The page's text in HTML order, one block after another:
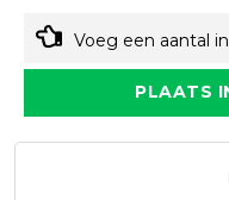
Voeg een aantal
PLAATS